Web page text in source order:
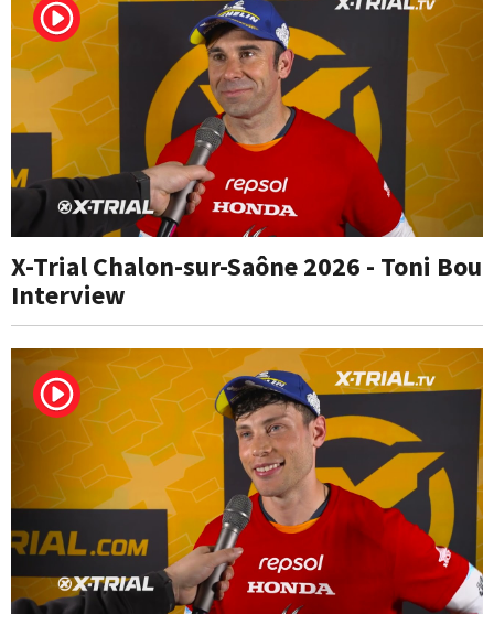
X-Trial Chalon-sur-Saône 2026 - Toni Bou
Interview